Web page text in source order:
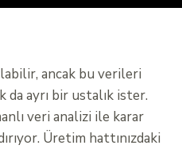
ancak bu verileri
ayrı bir ustalık ister.
veri analizi ile karar
Üretim hattınızdaki